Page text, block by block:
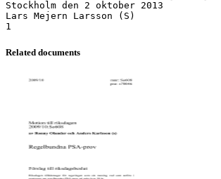
Stockholm den 2 oktober 2013
Lars Mejern Larsson (S)
Related documents